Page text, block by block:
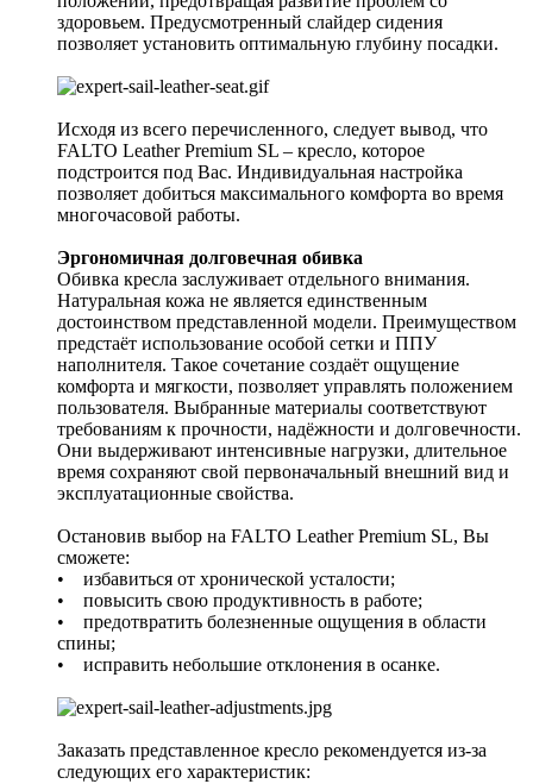
здоровьем. Предусмотренный слайдер сидения
позволяет установить оптимальную глубину посадки.
Исходя из всего перечисленного, следует вывод, что
FALTO Leather Premium SL – кресло, которое
подстроится под Вас. Индивидуальная настройка
позволяет добиться максимального комфорта во время
многочасовой работы.
Эргономичная долговечная обивка
Обивка кресла заслуживает отдельного внимания.
Натуральная кожа не является единственным
достоинством представленной модели. Преимуществом
предстаёт использование особой сетки и ППУ
наполнителя. Такое сочетание создаёт ощущение
комфорта и мягкости, позволяет управлять положением
пользователя. Выбранные материалы соответствуют
требованиям к прочности, надёжности и долговечности.
Они выдерживают интенсивные нагрузки, длительное
время сохраняют свой первоначальный внешний вид и
эксплуатационные свойства.
Остановив выбор на FALTO Leather Premium SL, Вы
сможете:
• избавиться от хронической усталости;
• повысить свою продуктивность в работе;
• предотвратить болезненные ощущения в области
спины;
• исправить небольшие отклонения в осанке.
Заказать представленное кресло рекомендуется из-за
следующих его характеристик: